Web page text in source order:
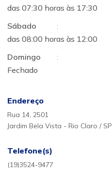
das 07:30 horas às 17:30
Sábado
:
das 08:00 horas às 12:00
Domingo
:
Fechado
Endereço
Rua 14, 2501
Jardim Bela Vista - Rio Claro / SP
Telefone(s)
(19)3524-9477